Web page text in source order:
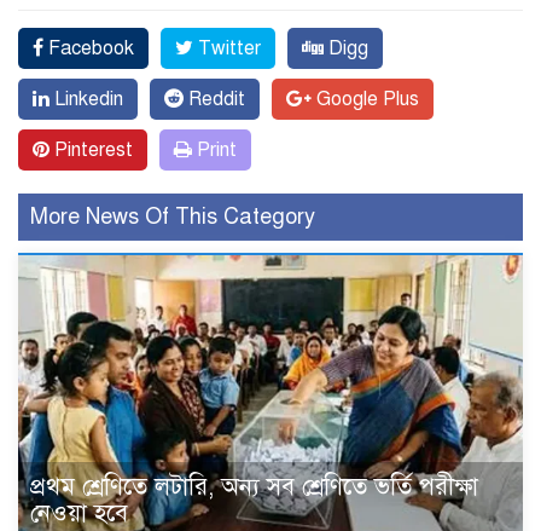
Facebook Twitter Digg
Linkedin Reddit Google Plus
Pinterest Print
More News Of This Category
প্রথম শ্রেণিতে লটারি, অন্য সব শ্রেণিতে ভর্তি পরীক্ষা
নেওয়া হবে